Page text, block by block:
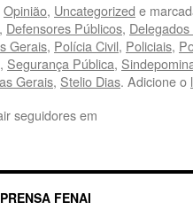
Opinião, Uncategorized e
, Defensores Públicos,
Gerais, Polícia Civil, Policiais,
, Segurança Pública,
Gerais, Stelio Dias. Adicione o
seguidores em
FENAI